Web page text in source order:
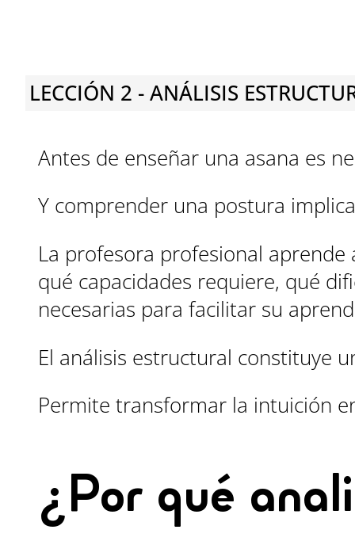
LECCIÓN 2 - ANÁLISIS
Antes de enseñar una asana es
Y comprender una postura
La profesora profesional
qué capacidades requiere, qué
necesarias para facilitar su
El análisis estructural constituye
Permite transformar la intuición
¿Por qué